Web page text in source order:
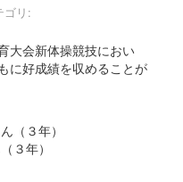
ゴリ:
大会新体操競技におい
に好成績を収めることが
（３年）
３年）